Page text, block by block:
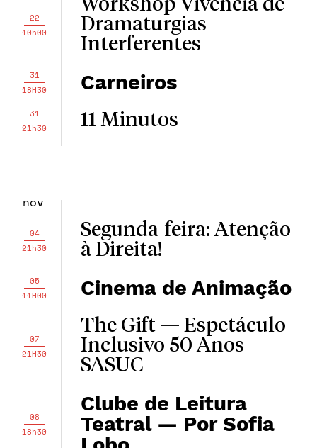
22
10h00
Workshop Vivência de
Dramaturgias
Interferentes
31
18H30
Carneiros
31
21h30
11 Minutos
nov
04
21h30
Segunda-feira: Atenção
à Direita!
05
11H00
Cinema de Animação
07
21H30
The Gift — Espetáculo
Inclusivo 50 Anos
SASUC
08
18h30
Clube de Leitura
Teatral — Por Sofia